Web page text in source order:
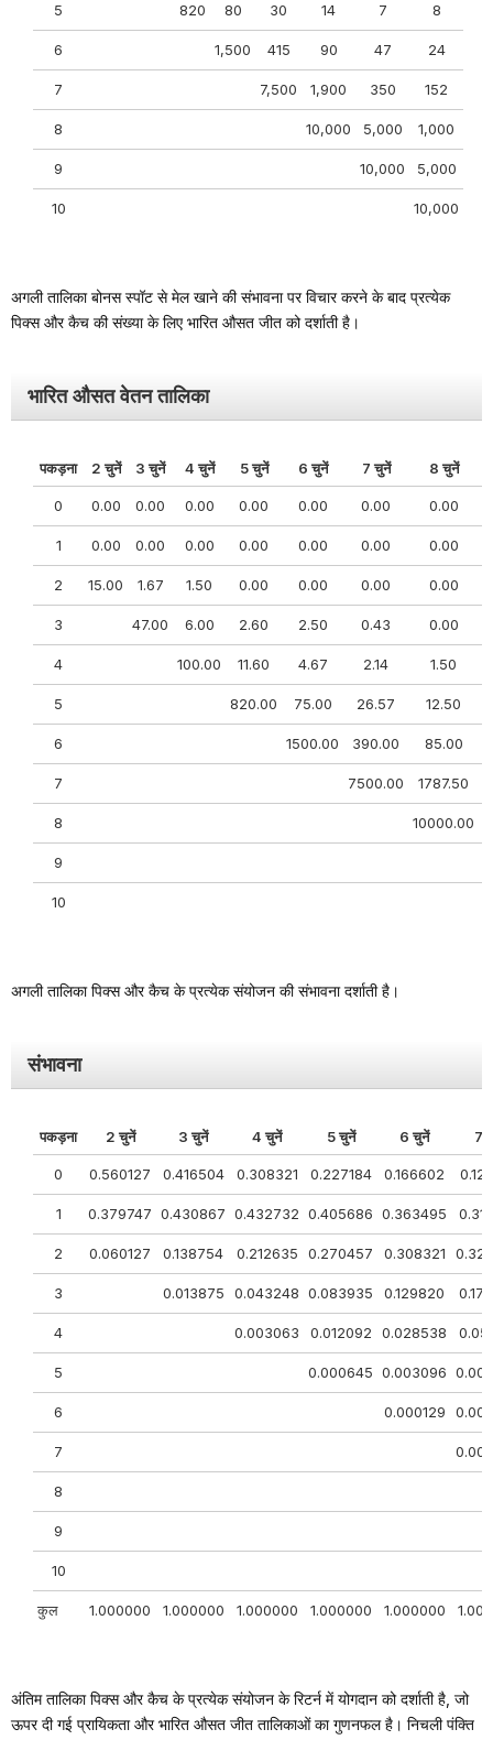
5 820 80 30 14 7 8
6 1,500 415 90 47 24
7 7,500 1,900 350 152
8 10,000 5,000 1,000
9 10,000 5,000
10 10,000
अगली तालिका बोनस स्पॉट से मेल खाने की संभावना पर विचार करने के बाद प्रत्येक
पिक्स और कैच की संख्या के लिए भारित औसत जीत को दर्शाती है।
भारित औसत वेतन तालिका
पकड़ना 2 चुनें 3 चुनें 4 चुनें 5 चुनें 6 चुनें 7 चुनें 8 चुनें
0 0.00 0.00 0.00 0.00 0.00 0.00 0.00
1 0.00 0.00 0.00 0.00 0.00 0.00 0.00
2 15.00 1.67 1.50 0.00 0.00 0.00 0.00
3 47.00 6.00 2.60 2.50 0.43 0.00
4 100.00 11.60 4.67 2.14 1.50
5 820.00 75.00 26.57 12.50
6 1500.00 390.00 85.00
7 7500.00 1787.50
8 10000.00
9
10
अगली तालिका पिक्स और कैच के प्रत्येक संयोजन की संभावना दर्शाती है।
संभावना
पकड़ना 2 चुनें 3 चुनें 4 चुनें 5 चुनें 6 चुनें 7
0 0.560127 0.416504 0.308321 0.227184 0.166602
1 0.379747 0.430867 0.432732 0.405686 0.363495
2 0.060127 0.138754 0.212635 0.270457 0.308321
3 0.013875 0.043248 0.083935 0.129820
4 0.003063 0.012092 0.028538
5 0.000645 0.003096
6 0.000129
7
8
9
10
कुल 1.000000 1.000000 1.000000 1.000000 1.000000
अंतिम तालिका पिक्स और कैच के प्रत्येक संयोजन के रिटर्न में योगदान को दर्शाती है, जो
ऊपर दी गई प्रायिकता और भारित औसत जीत तालिकाओं का गुणनफल है। निचली पंक्ति